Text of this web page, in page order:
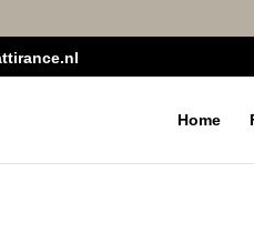
Home